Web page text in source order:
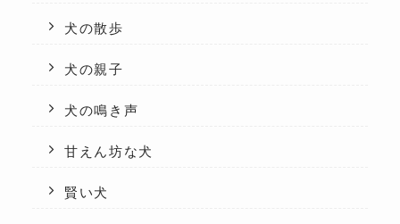
犬の散歩
犬の親子
犬の鳴き声
甘えん坊な犬
賢い犬